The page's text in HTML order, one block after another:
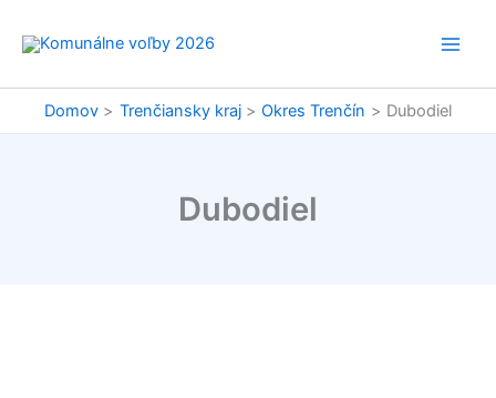
Domov Trenčiansky kraj Okres Trenčín Dubodiel
Dubodiel